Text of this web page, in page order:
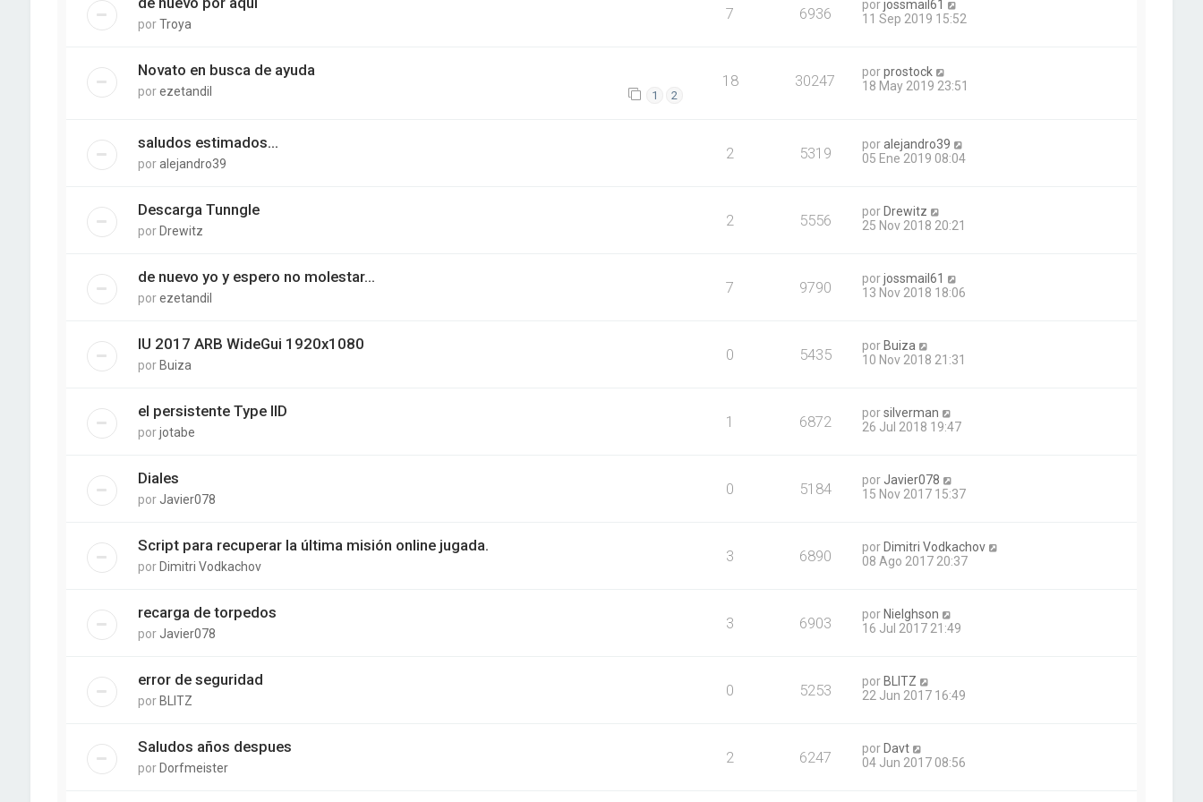
porTroya
7 6936 porjossmail61
11 Sep 2019 15:52
Novato en busca de ayuda
porezetandil 1 2
18 30247 porprostock
18 May 2019 23:51
saludos estimados...
poralejandro39
2 5319 poralejandro39
05 Ene 2019 08:04
Descarga Tunngle
por Drewitz
2 5556 por Drewitz
25 Nov 2018 20:21
de nuevo yo y espero no molestar...
porezetandil
7 9790 porjossmail61
13 Nov 2018 18:06
IU 2017 ARB WideGui 1920x1080
por Buiza
0 5435 por Buiza
10 Nov 2018 21:31
el persistente Type IID
porjotabe
1 6872 porsilverman
26 Jul 2018 19:47
Diales
por Javier078
0 5184 por Javier078
15 Nov 2017 15:37
Script para recuperar la última misión online jugada.
por Dimitri Vodkachov
3 6890 por Dimitri Vodkachov
08 Ago 2017 20:37
recarga de torpedos
por Javier078
3 6903 por Nielghson
16 Jul 2017 21:49
error de seguridad
por BLITZ
0 5253 por BLITZ
22 Jun 2017 16:49
Saludos años despues
por Dorfmeister
2 6247 por Davt
04 Jun 2017 08:56